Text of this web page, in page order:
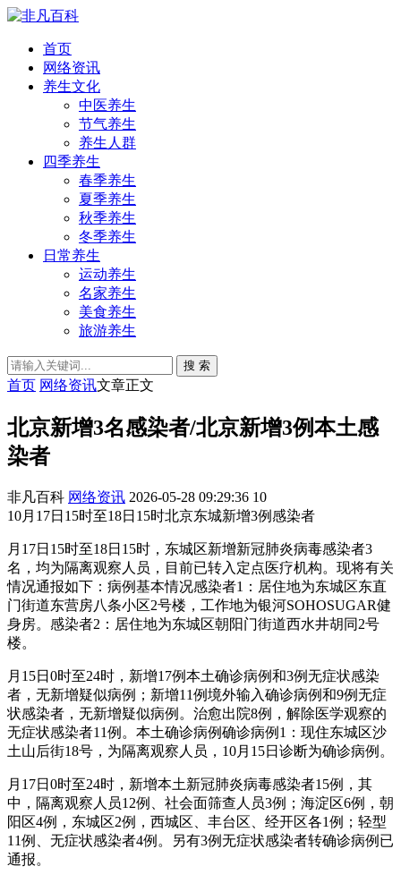
首页
网络资讯
养生文化
中医养生
节气养生
养生人群
四季养生
春季养生
夏季养生
秋季养生
冬季养生
日常养生
运动养生
名家养生
美食养生
旅游养生
搜 索
首页 网络资讯文章正文
北京新增3名感染者/北京新增3例本土感
染者
非凡百科 网络资讯 2026-05-28 09:29:36 10
10月17日15时至18日15时北京东城新增3例感染者
月17日15时至18日15时，东城区新增新冠肺炎病毒感染者3
名，均为隔离观察人员，目前已转入定点医疗机构。现将有关
情况通报如下：病例基本情况感染者1：居住地为东城区东直
门街道东营房八条小区2号楼，工作地为银河SOHOSUGAR健
身房。感染者2：居住地为东城区朝阳门街道西水井胡同2号
楼。
月15日0时至24时，新增17例本土确诊病例和3例无症状感染
者，无新增疑似病例；新增11例境外输入确诊病例和9例无症
状感染者，无新增疑似病例。治愈出院8例，解除医学观察的
无症状感染者11例。本土确诊病例确诊病例1：现住东城区沙
土山后街18号，为隔离观察人员，10月15日诊断为确诊病例。
月17日0时至24时，新增本土新冠肺炎病毒感染者15例，其
中，隔离观察人员12例、社会面筛查人员3例；海淀区6例，朝
阳区4例，东城区2例，西城区、丰台区、经开区各1例；轻型
11例、无症状感染者4例。另有3例无症状感染者转确诊病例已
通报。